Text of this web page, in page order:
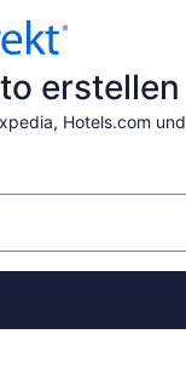
erstellen
Hotels.com und